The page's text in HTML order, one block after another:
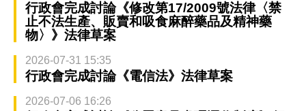
行政會完成討論《修改第17/2009號法律〈禁
止不法生產、販賣和吸食麻醉藥品及精神藥
物〉》法律草案
2026-07-31 15:35
行政會完成討論《電信法》法律草案
2026-07-06 16:26